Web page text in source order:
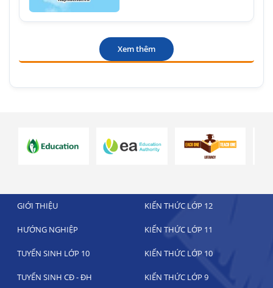
Xem thêm
GIỚI THIỆU KIẾN THỨC LỚP 12
HƯỚNG NGHIỆP KIẾN THỨC LỚP 11
TUYỂN SINH LỚP 10 KIẾN THỨC LỚP 10
TUYỂN SINH CĐ - ĐH KIẾN THỨC LỚP 9